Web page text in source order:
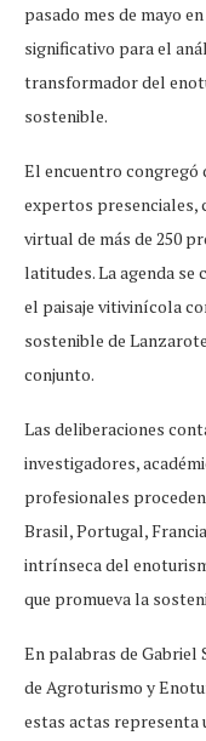
pasado mes de mayo
significativo para el
transformador del
sostenible.
El encuentro congregó
expertos
virtual de más de 250
latitudes. La agenda
el paisaje vitivinícola
sostenible de
conjunto.
Las deliberaciones
investigadores,
profesionales
Brasil, Portugal,
intrínseca del
que promueva la
En palabras de Gabriel
de Agroturismo y
estas actas representa